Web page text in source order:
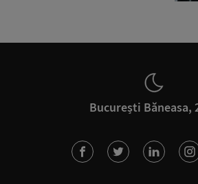
București Băneasa,